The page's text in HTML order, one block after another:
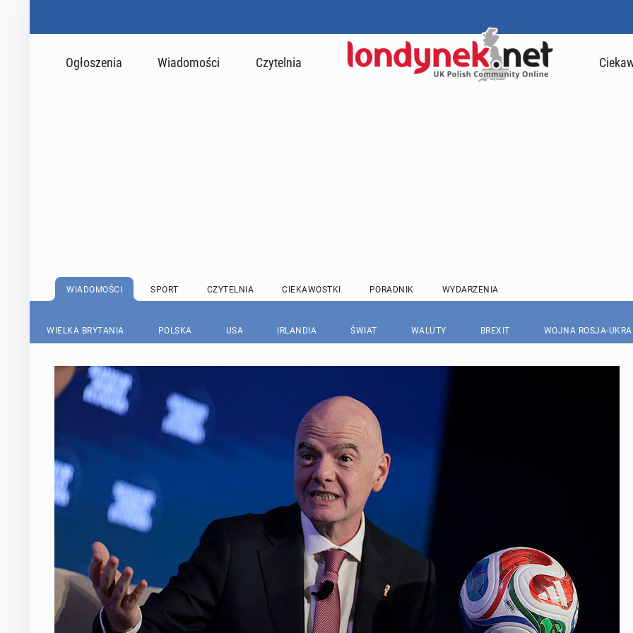
Ogłoszenia Wiadomości Czytelnia
WIADOMOŚCI SPORT CZYTELNIA CIEKAWOSTKI PORADNIK WYDARZENIA
WIELKA BRYTANIA POLSKA USA IRLANDIA ŚWIAT WALUTY BREXIT WOJNA ROSJA-